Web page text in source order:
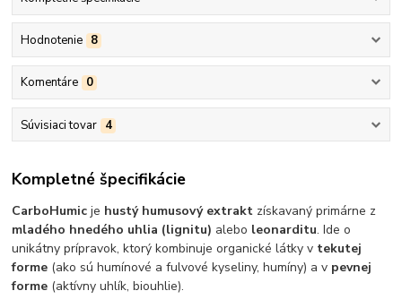
Hodnotenie 8
Komentáre 0
Súvisiaci tovar 4
Kompletné špecifikácie
CarboHumic je hustý humusový extrakt získavaný primárne z
mladého hnedého uhlia (lignitu) alebo leonarditu. Ide o
unikátny prípravok, ktorý kombinuje organické látky v tekutej
forme (ako sú humínové a fulvové kyseliny, humíny) a v pevnej
forme (aktívny uhlík, biouhlie).